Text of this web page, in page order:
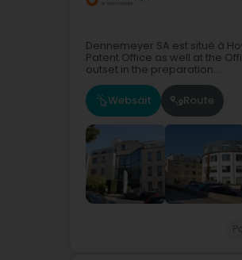
Dennemeyer SA est situé à
Patent Office as well at the
outset in the preparation...
Websäit Route